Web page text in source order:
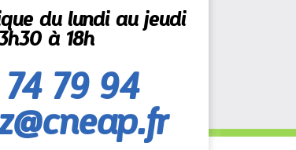
du lundi au jeudi
à 18h
79 94